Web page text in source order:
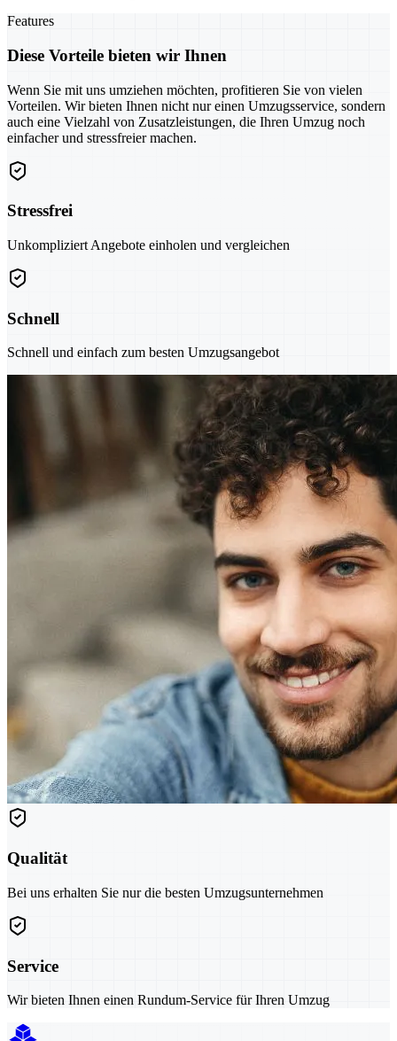
Features
Diese Vorteile bieten wir Ihnen
Wenn Sie mit uns umziehen möchten, profitieren Sie von vielen
Vorteilen. Wir bieten Ihnen nicht nur einen Umzugsservice, sondern
auch eine Vielzahl von Zusatzleistungen, die Ihren Umzug noch
einfacher und stressfreier machen.
Stressfrei
Unkompliziert Angebote einholen und vergleichen
Schnell
Schnell und einfach zum besten Umzugsangebot
Qualität
Bei uns erhalten Sie nur die besten Umzugsunternehmen
Service
Wir bieten Ihnen einen Rundum-Service für Ihren Umzug